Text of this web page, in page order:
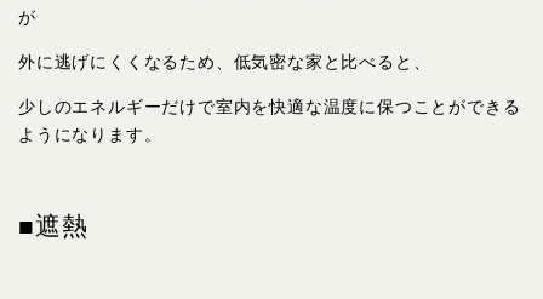
が
外に逃げにくくなるため、低気密な家と比べると、
少しのエネルギーだけで室内を快適な温度に保つことができる
ようになります。
■遮熱